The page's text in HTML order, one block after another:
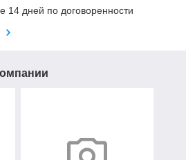
14 дней по договоренности